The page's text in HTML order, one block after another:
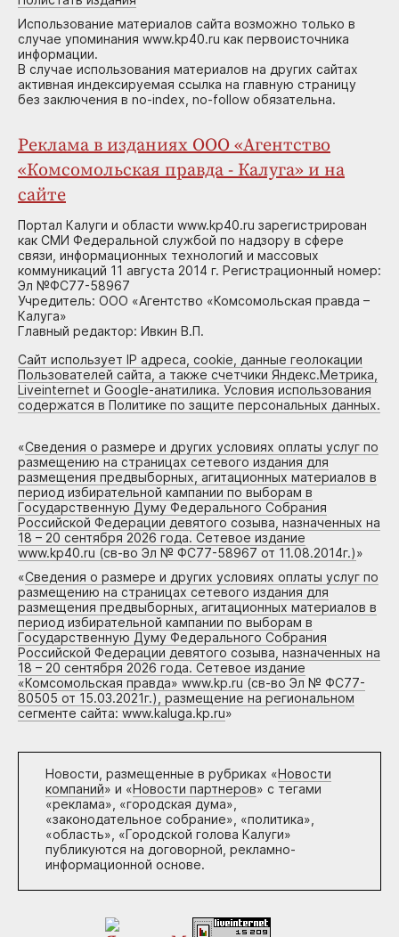
Использование материалов сайта возможно только в
случае упоминания www.kp40.ru как первоисточника
информации.
В случае использования материалов на других сайтах
активная индексируемая ссылка на главную страницу
без заключения в no-index, no-follow обязательна.
Реклама в изданиях ООО «Агентство
«Комсомольская правда - Калуга» и на
сайте
Портал Калуги и области www.kp40.ru зарегистрирован
как СМИ Федеральной службой по надзору в сфере
связи, информационных технологий и массовых
коммуникаций 11 августа 2014 г. Регистрационный номер:
Эл №ФС77-58967
Учредитель: ООО «Агентство «Комсомольская правда –
Калуга»
Главный редактор: Ивкин В.П.
Сайт использует IP адреса, cookie, данные геолокации
Пользователей сайта, а также счетчики Яндекс.Метрика,
Liveinternet и Google-анатилика. Условия использования
содержатся в Политике по защите персональных данных.
«Сведения о размере и других условиях оплаты услуг по
размещению на страницах сетевого издания для
размещения предвыборных, агитационных материалов в
период избирательной кампании по выборам в
Государственную Думу Федерального Собрания
Российской Федерации девятого созыва, назначенных на
18 – 20 сентября 2026 года. Сетевое издание
www.kp40.ru (св-во Эл № ФС77-58967 от 11.08.2014г.)»
«Сведения о размере и других условиях оплаты услуг по
размещению на страницах сетевого издания для
размещения предвыборных, агитационных материалов в
период избирательной кампании по выборам в
Государственную Думу Федерального Собрания
Российской Федерации девятого созыва, назначенных на
18 – 20 сентября 2026 года. Сетевое издание
«Комсомольская правда» www.kp.ru (св-во Эл № ФС77-
80505 от 15.03.2021г.), размещение на региональном
сегменте сайта: www.kaluga.kp.ru»
Новости, размещенные в рубриках «Новости
компаний» и «Новости партнеров» с тегами
«реклама», «городская дума»,
«законодательное собрание», «политика»,
«область», «Городской голова Калуги»
публикуются на договорной, рекламно-
информационной основе.